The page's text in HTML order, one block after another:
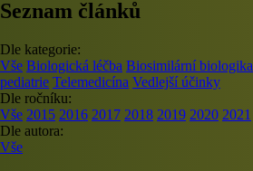
Seznam článků
Dle kategorie:
Vše Biologická léčba Biosimilární biologika
pediatrie Telemedicína Vedlejší účinky
Dle ročníku:
Vše 2015 2016 2017 2018 2019 2020 2021
Dle autora:
Vše